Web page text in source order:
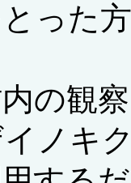
った
の観
ノキ